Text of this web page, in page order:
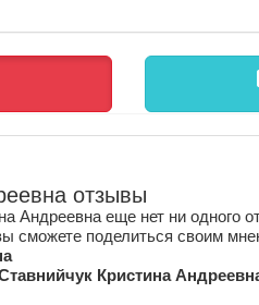
отзывы
Андреевна еще нет ни одного
сможете поделиться своим
Кристина